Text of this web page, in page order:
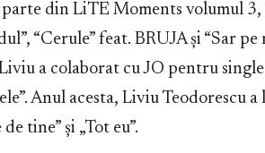
parte din LiTE Moments volumul
“Cerule” feat. BRUJA și “Sar
a colaborat cu JO pentru
Anul acesta, Liviu Teodorescu
tine” și „Tot eu”.